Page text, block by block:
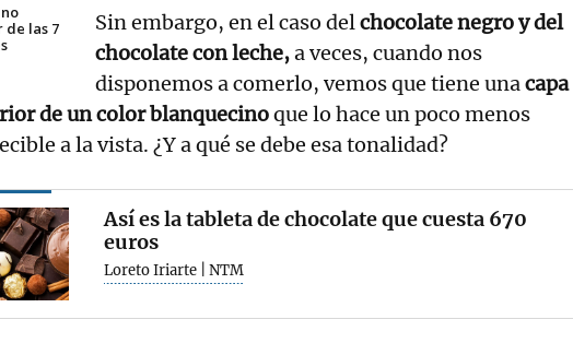
de las 7
Sin embargo, en el caso delchocolate negro y del
chocolate con leche,a veces, cuando nos
disponemos a comerlo, vemos que tiene unacapa
de un color blanquecinoque lo hace un poco menos
a la vista. ¿Y a qué se debe esa tonalidad?
Así es la tableta de chocolate que cuesta 670
euros
Loreto Iriarte | NTM